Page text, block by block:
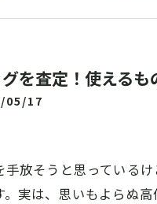
を査定！使える
05/17
手放そうと思っている
。実は、思いもよらぬ